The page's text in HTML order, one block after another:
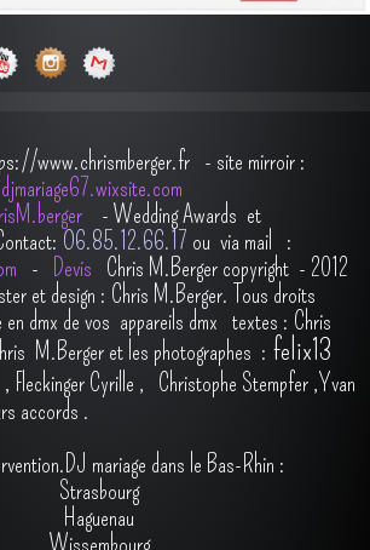
www.chrismberger.fr - site mirroir :
djmariage67.wixsite.com
- Wedding Awards et
O6.85.12.66.17 ou via mail :
- Devis Chris M.Berger copyright - 2012
et design : Chris M.Berger. Tous droits
en dmx de vos appareils dmx textes : Chris
M.Berger et les photographes : felix13
, Fleckinger Cyrille , Christophe Stempfer ,Yvan
accords .
mariage dans le Bas-Rhin :
Strasbourg
Haguenau
Wissembourg